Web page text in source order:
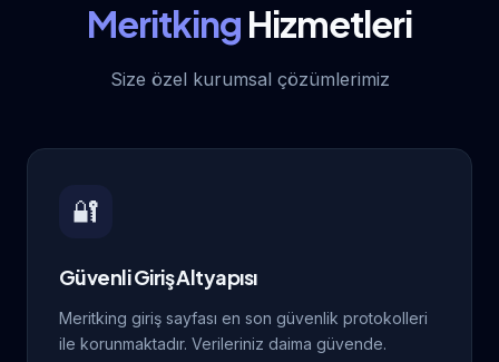
Meritking Hizmetleri
Size özel kurumsal çözümlerimiz
🔐
Güvenli Giriş Altyapısı
Meritking giriş sayfası en son güvenlik protokolleri
ile korunmaktadır. Verileriniz daima güvende.